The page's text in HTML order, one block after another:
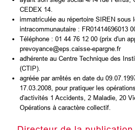
CEDEX 14.
immatriculée au répertoire SIREN sous
intracommunautaire : FR01414696013
Téléphone : 01 44 76 12 00 (prix d'un
prevoyance@eps.caisse-epargne.fr
adhérente au Centre Technique des
(CTIP).
agréée par arrêtés en date du
17.03.2008, pour pratiquer les
d'activités 1 Accidents, 2 Maladie, 20
Opérations à caractère collectif.